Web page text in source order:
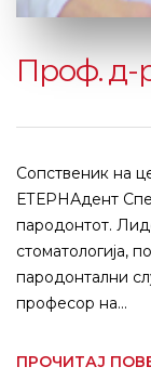
Проф. д-
Сопственик на
ЕТЕРНАдент
пародонтот.
стоматологија,
пародонтални
професор на...
ПРОЧИТАЈ